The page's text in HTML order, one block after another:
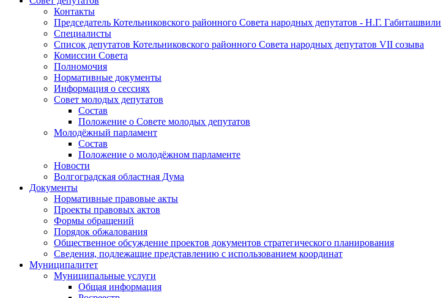
Контакты
Председатель Котельниковского районного Совета народных депутатов - Н.Г. Габиташвили
Специалисты
Список депутатов Котельниковского районного Совета народных депутатов VII созыва
Комиссии Совета
Полномочия
Нормативные документы
Информация о сессиях
Совет молодых депутатов
Состав
Положение о Совете молодых депутатов
Молодёжный парламент
Состав
Положение о молодёжном парламенте
Новости
Волгоградская областная Дума
Документы
Нормативные правовые акты
Проекты правовых актов
Формы обращений
Порядок обжалования
Общественное обсуждение проектов документов стратегического планирования
Сведения, подлежащие представлению с использованием координат
Муниципалитет
Муниципальные услуги
Общая информация